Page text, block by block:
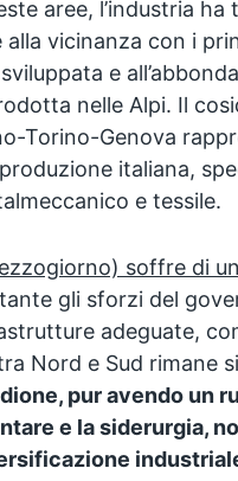
aree, l’industria ha
vicinanza con i
e
nelle Alpi. Il
Torino-Genova
italiana,
e tessile.
soffre di
gli sforzi del
adeguate,
Nord e Sud rimane
pur avendo un
e la siderurgia,